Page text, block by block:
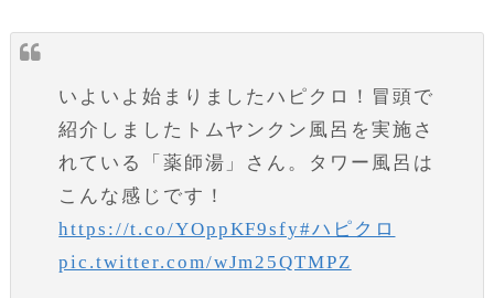
いよいよ始まりましたハピクロ！冒頭で
紹介しましたトムヤンクン風呂を実施さ
れている「薬師湯」さん。タワー風呂は
こんな感じです！
https://t.co/YOppKF9sfy#ハピクロ
pic.twitter.com/wJm25QTMPZ